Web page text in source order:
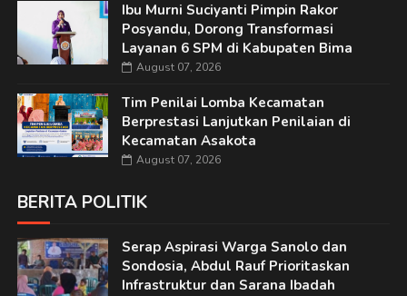
Ibu Murni Suciyanti Pimpin Rakor
Posyandu, Dorong Transformasi
Layanan 6 SPM di Kabupaten Bima
August 07, 2026
Tim Penilai Lomba Kecamatan
Berprestasi Lanjutkan Penilaian di
Kecamatan Asakota
August 07, 2026
BERITA POLITIK
Serap Aspirasi Warga Sanolo dan
Sondosia, Abdul Rauf Prioritaskan
Infrastruktur dan Sarana Ibadah